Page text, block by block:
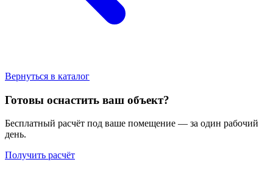
Вернуться в каталог
Готовы оснастить ваш объект?
Бесплатный расчёт под ваше помещение — за один рабочий
день.
Получить расчёт